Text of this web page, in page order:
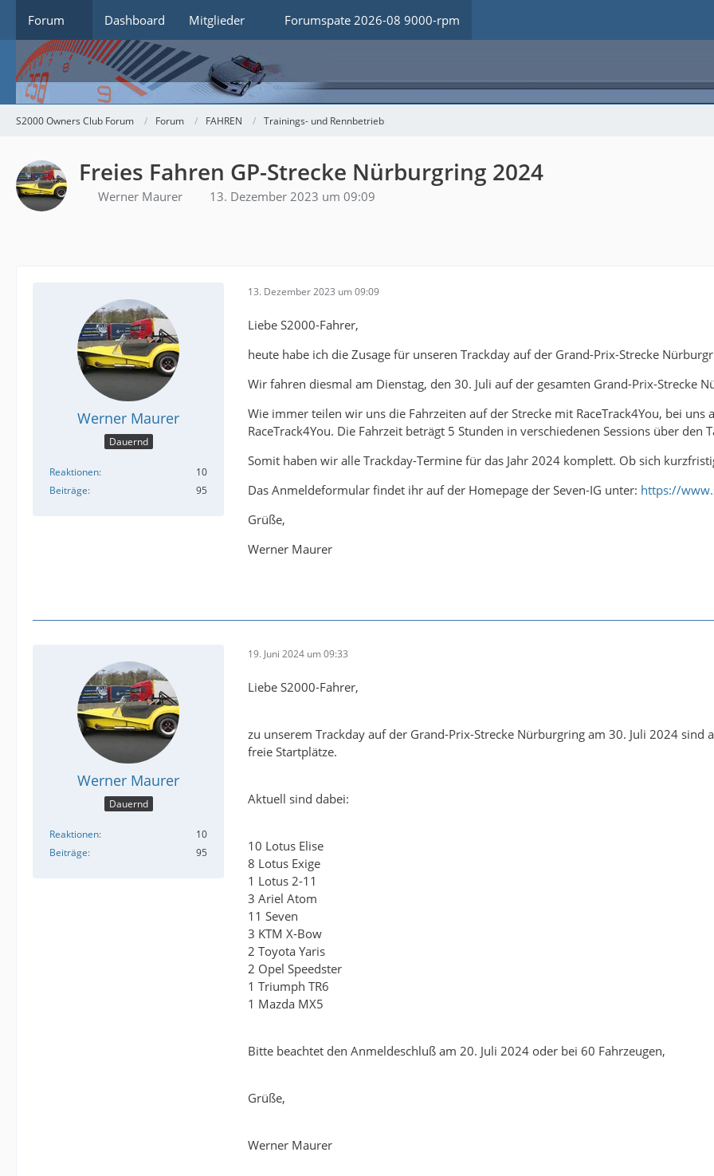
Forum Dashboard Mitglieder Forumspate 2026-08 9000-rpm
S2000 Owners Club Forum Forum FAHREN Trainings- und Rennbetrieb
Freies Fahren GP-Strecke Nürburgring 2024
Werner Maurer 13. Dezember 2023 um 09:09
Werner Maurer
Dauernd
Reaktionen
10
Beiträge
95
13. Dezember 2023 um 09:09
Liebe S2000-Fahrer,
heute habe ich die Zusage für unseren Trackday auf der Grand-Prix-Strecke
Wir fahren diesmal am Dienstag, den 30. Juli auf der gesamten Grand-Prix-Strecke
Wie immer teilen wir uns die Fahrzeiten auf der Strecke mit RaceTrack4You, bei
RaceTrack4You. Die Fahrzeit beträgt 5 Stunden in verschiedenen Sessions über
Somit haben wir alle Trackday-Termine für das Jahr 2024 komplett. Ob sich
Das Anmeldeformular findet ihr auf der Homepage der Seven-IG unter: https://
Grüße,
Werner Maurer
Werner Maurer
Dauernd
Reaktionen
10
Beiträge
95
19. Juni 2024 um 09:33
Liebe S2000-Fahrer,
zu unserem Trackday auf der Grand-Prix-Strecke Nürburgring am 30. Juli 2024
freie Startplätze.
Aktuell sind dabei:
10 Lotus Elise
8 Lotus Exige
1 Lotus 2-11
3 Ariel Atom
11 Seven
3 KTM X-Bow
2 Toyota Yaris
2 Opel Speedster
1 Triumph TR6
1 Mazda MX5
Bitte beachtet den Anmeldeschluß am 20. Juli 2024 oder bei 60 Fahrzeugen,
Grüße,
Werner Maurer